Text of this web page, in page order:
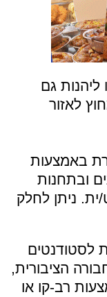
ליהנות גם
לאזור
באמצעות
ובתחנות
ית. ניתן לחלק
לסטודנטים
הציבורית,
רב-קו או